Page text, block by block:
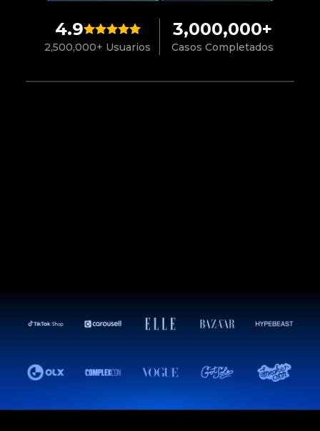
4.9
2,500,000+ Usuarios
3,000,000+
Casos Completados